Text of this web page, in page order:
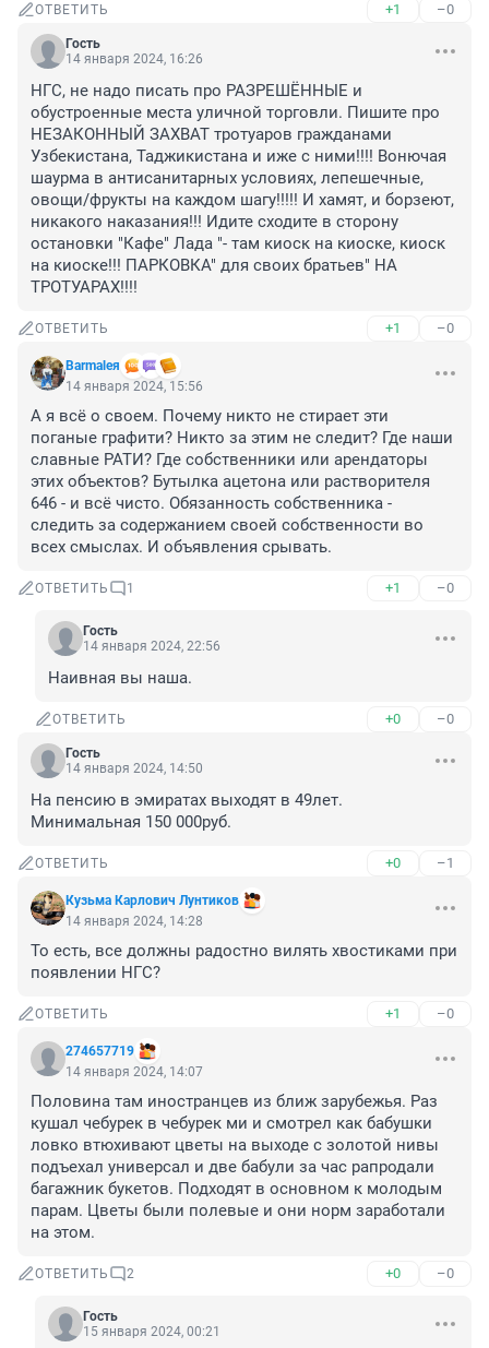
ОТВЕТИТЬ +1 –0
Гость
14 января 2024, 16:26
НГС, не надо писать про РАЗРЕШЁННЫЕ и
обустроенные места уличной торговли. Пишите про
НЕЗАКОННЫЙ ЗАХВАТ тротуаров гражданами
Узбекистана, Таджикистана и иже с ними!!!! Вонючая
шаурма в антисанитарных условиях, лепешечные,
овощи/фрукты на каждом шагу!!!!! И хамят, и борзеют,
никакого наказания!!! Идите сходите в сторону
остановки "Кафе" Лада "- там киоск на киоске, киоск
на киоске!!! ПАРКОВКА" для своих братьев" НА
ТРОТУАРАХ!!!!
ОТВЕТИТЬ +1 –0
Barmaleя
14 января 2024, 15:56
А я всё о своем. Почему никто не стирает эти
поганые графити? Никто за этим не следит? Где наши
славные РАТИ? Где собственники или арендаторы
этих объектов? Бутылка ацетона или растворителя
646 - и всё чисто. Обязанность собственника -
следить за содержанием своей собственности во
всех смыслах. И объявления срывать.
ОТВЕТИТЬ 1 +1 –0
Гость
14 января 2024, 22:56
Наивная вы наша.
ОТВЕТИТЬ +0 –0
Гость
14 января 2024, 14:50
На пенсию в эмиратах выходят в 49лет.
Минимальная 150 000руб.
ОТВЕТИТЬ +0 –1
Кузьма Карлович Лунтиков
14 января 2024, 14:28
То есть, все должны радостно вилять хвостиками при
появлении НГС?
ОТВЕТИТЬ +1 –0
274657719
14 января 2024, 14:07
Половина там иностранцев из ближ зарубежья. Раз
кушал чебурек в чебурек ми и смотрел как бабушки
ловко втюхивают цветы на выходе с золотой нивы
подъехал универсал и две бабули за час рапродали
багажник букетов. Подходят в основном к молодым
парам. Цветы были полевые и они норм заработали
на этом.
ОТВЕТИТЬ 2 +0 –0
Гость
15 января 2024, 00:21